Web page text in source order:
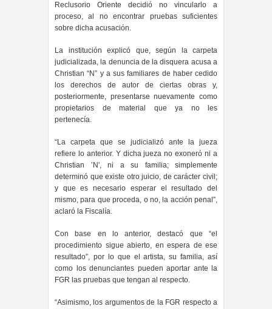
Reclusorio Oriente decidió no vincularlo a
proceso, al no encontrar pruebas suficientes
sobre dicha acusación.
La institución explicó que, según la carpeta
judicializada, la denuncia de la disquera acusa a
Christian “N” y a sus familiares de haber cedido
los derechos de autor de ciertas obras y,
posteriormente, presentarse nuevamente como
propietarios de material que ya no les
pertenecía.
“La carpeta que se judicializó ante la jueza
refiere lo anterior. Y dicha jueza no exoneró ni a
Christian ’N', ni a su familia; simplemente
determinó que existe otro juicio, de carácter civil;
y que es necesario esperar el resultado del
mismo, para que proceda, o no, la acción penal”,
aclaró la Fiscalía.
Con base en lo anterior, destacó que “el
procedimiento sigue abierto, en espera de ese
resultado”, por lo que el artista, su familia, así
como los denunciantes pueden aportar ante la
FGR las pruebas que tengan al respecto.
“Asimismo, los argumentos de la FGR respecto a